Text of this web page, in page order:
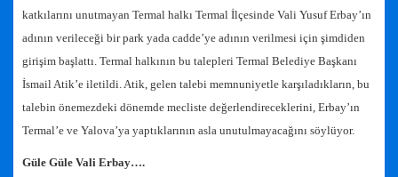
katkılarını unutmayan Termal halkı Termal İlçesinde Vali Yusuf Erbay’ın
adının verileceği bir park yada cadde’ye adının verilmesi için şimdiden
girişim başlattı. Termal halkının bu talepleri Termal Belediye Başkanı
İsmail Atik’e iletildi. Atik, gelen talebi memnuniyetle karşıladıkların, bu
talebin önemezdeki dönemde mecliste değerlendireceklerini, Erbay’ın
Termal’e ve Yalova’ya yaptıklarının asla unutulmayacağını söylüyor.
Güle Güle Vali Erbay….